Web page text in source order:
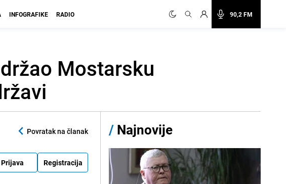
90,2 FM
INFOGRAFIKE RADIO
Mostarsku
Povratak na članak
Prijava Registracija
/ Najnovije